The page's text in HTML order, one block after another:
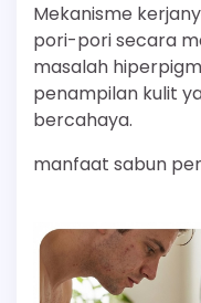
Mekanisme
pori-pori secara
masalah
penampilan kulit
bercahaya.
manfaat sabun